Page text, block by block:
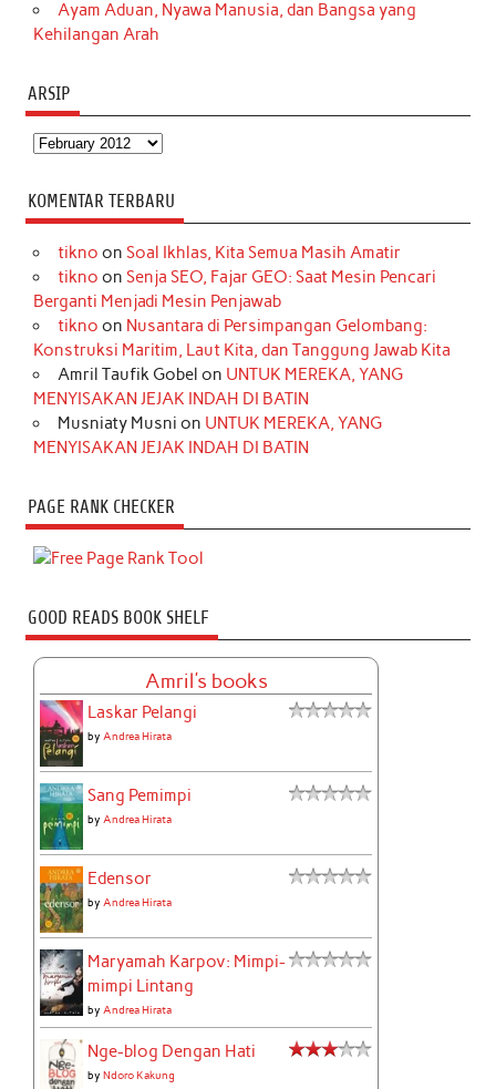
Ayam Aduan, Nyawa Manusia, dan Bangsa yang
Kehilangan Arah
ARSIP
Arsip
KOMENTAR TERBARU
tikno on Soal Ikhlas, Kita Semua Masih Amatir
tikno on Senja SEO, Fajar GEO: Saat Mesin Pencari
Berganti Menjadi Mesin Penjawab
tikno on Nusantara di Persimpangan Gelombang:
Konstruksi Maritim, Laut Kita, dan Tanggung Jawab Kita
Amril Taufik Gobel on UNTUK MEREKA, YANG
MENYISAKAN JEJAK INDAH DI BATIN
Musniaty Musni on UNTUK MEREKA, YANG
MENYISAKAN JEJAK INDAH DI BATIN
PAGE RANK CHECKER
GOOD READS BOOK SHELF
Amril's books
Laskar Pelangi
byAndrea Hirata
Sang Pemimpi
byAndrea Hirata
Edensor
byAndrea Hirata
Maryamah Karpov: Mimpi-
mimpi Lintang
byAndrea Hirata
Nge-blog Dengan Hati
byNdoro Kakung